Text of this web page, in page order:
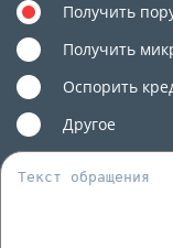
Получить
Получить
Оспорить
Другое